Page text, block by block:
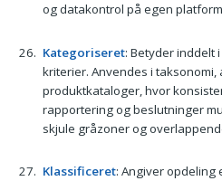
og datakontrol på egen
Kategoriseret: Betyder inddelt
kriterier. Anvendes i
produktkataloger, hvor
rapportering og beslutninger
skjule gråzoner og
Klassificeret: Angiver opdeling